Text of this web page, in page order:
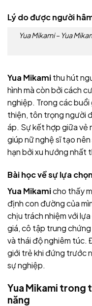
Lý do được người
Yua Mikami – Yua
Yua Mikamithu hút
hình mà còn bởi cách
nghiệp. Trong các buổi
thiện, tôn trọng người
áp. Sự kết hợp giữa vẻ
giúp nữ nghệ sĩ tạo
hạn bởi xu hướng nhất
Bài học về sự lựa
Yua Mikamicho thấy
định con đường của
chịu trách nhiệm với
giá, cô tập trung
và thái độ nghiêm túc.
giới trẻ khi đứng trước
sự nghiệp.
Yua Mikami trong
năng